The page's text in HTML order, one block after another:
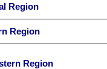
Region
Region
Region